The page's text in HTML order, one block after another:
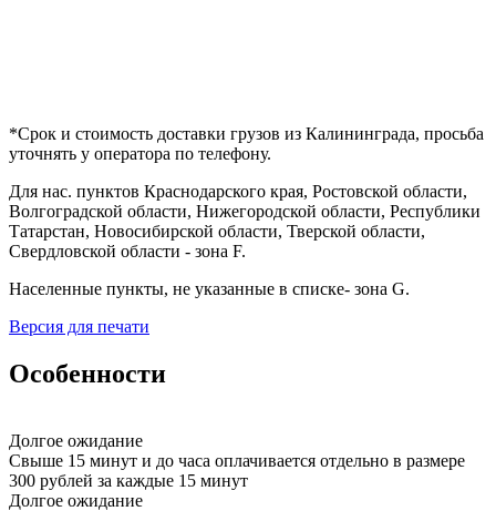
*Срок и стоимость доставки грузов из Калининграда, просьба
уточнять у оператора по телефону.
Для нас. пунктов Краснодарского края, Ростовской области,
Волгоградской области, Нижегородской области, Республики
Татарстан, Новосибирской области, Тверской области,
Свердловской области - зона F.
Населенные пункты, не указанные в списке- зона G.
Версия для печати
Особенности
Долгое ожидание
Свыше 15 минут и до часа оплачивается отдельно в размере
300 рублей за каждые 15 минут
Долгое ожидание